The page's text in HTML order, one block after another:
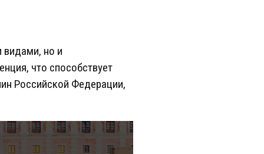
видами, но и
что способствует
Российской Федерации,